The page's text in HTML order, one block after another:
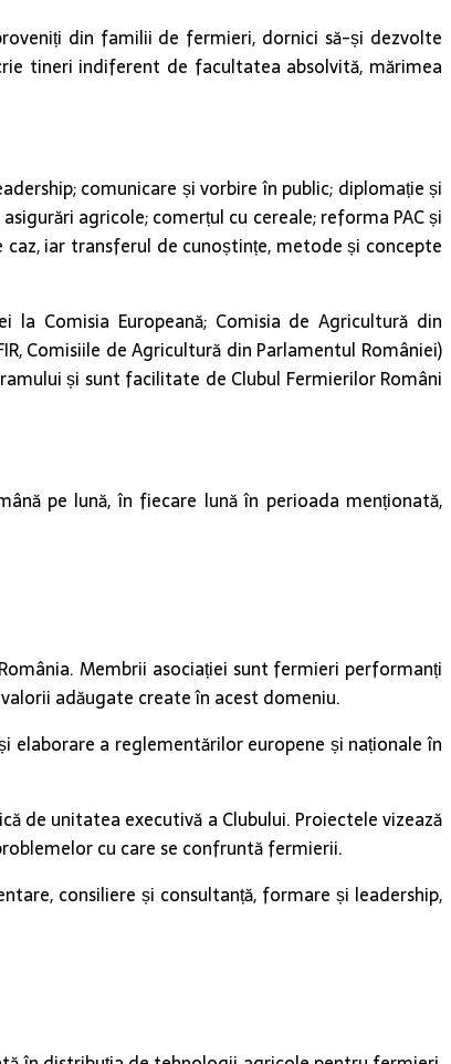
din familii de fermieri, dornici să-și dezvolte
tineri indiferent de facultatea absolvită, mărimea
comunicare și vorbire în public; diplomație și
agricole; comerțul cu cereale; reforma PAC și
iar transferul de cunoștințe, metode și concepte
Comisia Europeană; Comisia de Agricultură din
Comisiile de Agricultură din Parlamentul României)
și sunt facilitate de Clubul Fermierilor Români
pe lună, în fiecare lună în perioada menționată,
Membrii asociației sunt fermieri performanți
adăugate create în acest domeniu.
elaborare a reglementărilor europene și naționale în
de unitatea executivă a Clubului. Proiectele vizează
cu care se confruntă fermierii.
consiliere și consultanță, formare și leadership,